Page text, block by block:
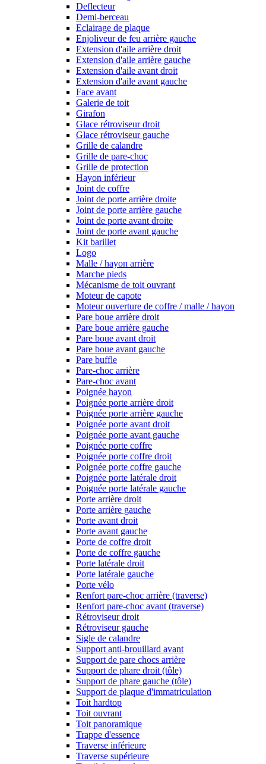
Deflecteur
Demi-berceau
Eclairage de plaque
Enjoliveur de feu arrière gauche
Extension d'aile arrière droit
Extension d'aile arrière gauche
Extension d'aile avant droit
Extension d'aile avant gauche
Face avant
Galerie de toit
Girafon
Glace rétroviseur droit
Glace rétroviseur gauche
Grille de calandre
Grille de pare-choc
Grille de protection
Hayon inférieur
Joint de coffre
Joint de porte arrière droite
Joint de porte arrière gauche
Joint de porte avant droite
Joint de porte avant gauche
Kit barillet
Logo
Malle / hayon arrière
Marche pieds
Mécanisme de toit ouvrant
Moteur de capote
Moteur ouverture de coffre / malle / hayon
Pare boue arrière droit
Pare boue arrière gauche
Pare boue avant droit
Pare boue avant gauche
Pare buffle
Pare-choc arrière
Pare-choc avant
Poignée hayon
Poignée porte arrière droit
Poignée porte arrière gauche
Poignée porte avant droit
Poignée porte avant gauche
Poignée porte coffre
Poignée porte coffre droit
Poignée porte coffre gauche
Poignée porte latérale droit
Poignée porte latérale gauche
Porte arrière droit
Porte arrière gauche
Porte avant droit
Porte avant gauche
Porte de coffre droit
Porte de coffre gauche
Porte latérale droit
Porte latérale gauche
Porte vélo
Renfort pare-choc arrière (traverse)
Renfort pare-choc avant (traverse)
Rétroviseur droit
Rétroviseur gauche
Sigle de calandre
Support anti-brouillard avant
Support de pare chocs arrière
Support de phare droit (tôle)
Support de phare gauche (tôle)
Support de plaque d'immatriculation
Toit hardtop
Toit ouvrant
Toit panoramique
Trappe d'essence
Traverse inférieure
Traverse supérieure